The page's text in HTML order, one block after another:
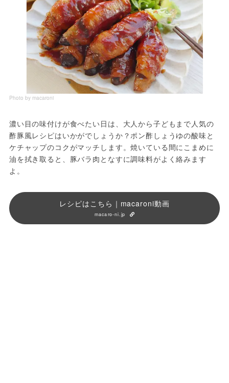
Photo by macaroni
濃い目の味付けが食べたい日は、大人から子どもまで人気の
酢豚風レシピはいかがでしょうか？ポン酢しょうゆの酸味と
ケチャップのコクがマッチします。焼いている間にこまめに
油を拭き取ると、豚バラ肉となすに調味料がよく絡みます
よ。
レシピはこちら｜macaroni動画
macaro-ni.jp